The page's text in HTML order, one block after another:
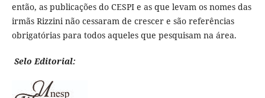
então, as publicações do CESPI e as que levam os nomes das
irmãs Rizzini não cessaram de crescer e são referências
obrigatórias para todos aqueles que pesquisam na área.
Selo Editorial: